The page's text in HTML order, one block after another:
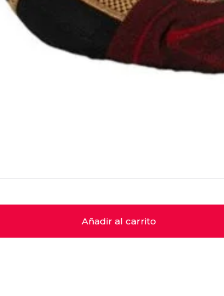
Añadir al carrito